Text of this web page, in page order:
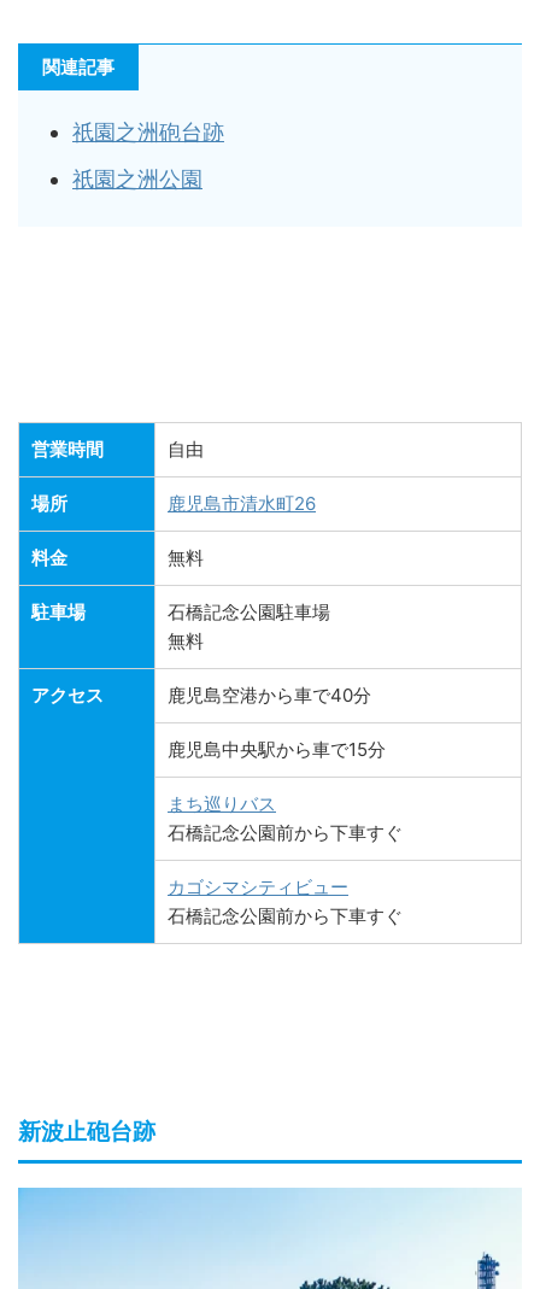
関連記事
祇園之洲砲台跡
祇園之洲公園
営業時間 自由
場所 鹿児島市清水町26
料金 無料
駐車場
石橋記念公園駐車場
無料
アクセス 鹿児島空港から車で40分
鹿児島中央駅から車で15分
まち巡りバス
石橋記念公園前から下車すぐ
カゴシマシティビュー
石橋記念公園前から下車すぐ
新波止砲台跡